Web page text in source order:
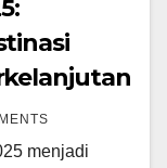
menjadi